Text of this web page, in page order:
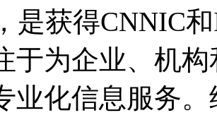
是获得CNNIC
于为企业、机
业化信息服务